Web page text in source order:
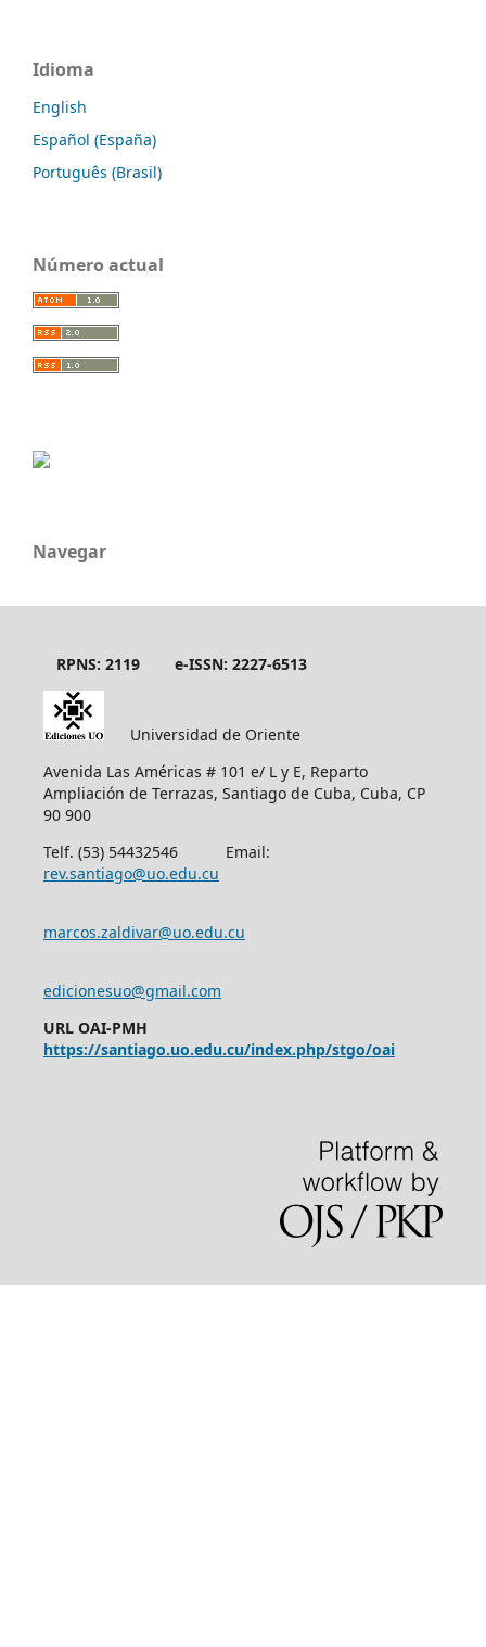
Idioma
English
Español (España)
Português (Brasil)
Número actual
Navegar
RPNS: 2119 e-ISSN: 2227-6513
Universidad de Oriente
Avenida Las Américas # 101 e/ L y E, Reparto
Ampliación de Terrazas, Santiago de Cuba, Cuba, CP
90 900
Telf. (53) 54432546 Email:
rev.santiago@uo.edu.cu
marcos.zaldivar@uo.edu.cu
edicionesuo@gmail.com
URL OAI-PMH
https://santiago.uo.edu.cu/index.php/stgo/oai